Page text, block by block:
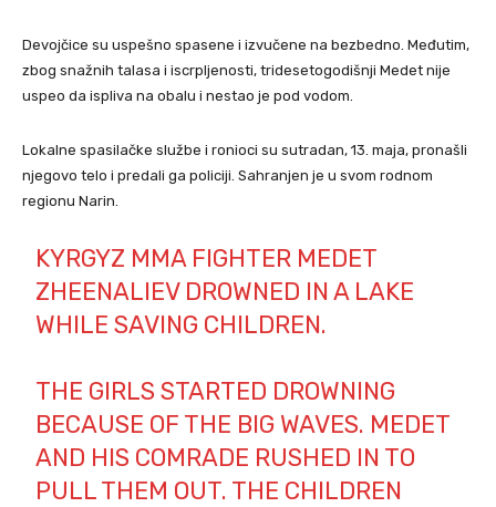
Devojčice su uspešno spasene i izvučene na bezbedno. Međutim,
zbog snažnih talasa i iscrpljenosti, tridesetogodišnji Medet nije
uspeo da ispliva na obalu i nestao je pod vodom.
Lokalne spasilačke službe i ronioci su sutradan, 13. maja, pronašli
njegovo telo i predali ga policiji. Sahranjen je u svom rodnom
regionu Narin.
KYRGYZ MMA FIGHTER MEDET
ZHEENALIEV DROWNED IN A LAKE
WHILE SAVING CHILDREN.
THE GIRLS STARTED DROWNING
BECAUSE OF THE BIG WAVES. MEDET
AND HIS COMRADE RUSHED IN TO
PULL THEM OUT. THE CHILDREN